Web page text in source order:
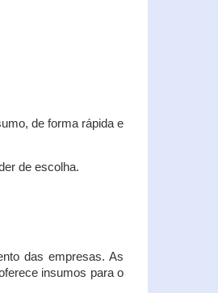
de forma rápida e
de escolha.
das empresas. As
insumos para o